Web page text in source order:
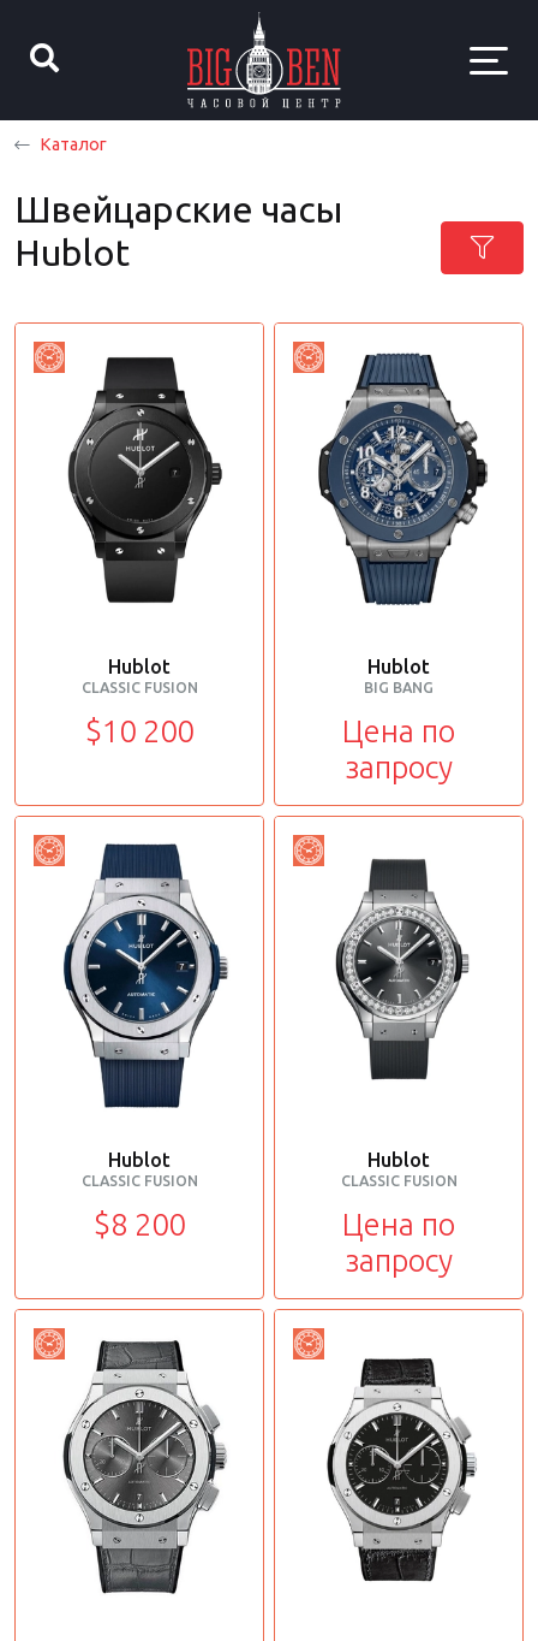
Каталог
Швейцарские часы
Hublot
Hublot
CLASSIC FUSION
$10 200
Hublot
BIG BANG
Цена по
запросу
Hublot
CLASSIC FUSION
$8 200
Hublot
CLASSIC FUSION
Цена по
запросу